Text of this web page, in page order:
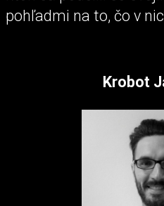
pohľadmi na to, čo v
Krobot